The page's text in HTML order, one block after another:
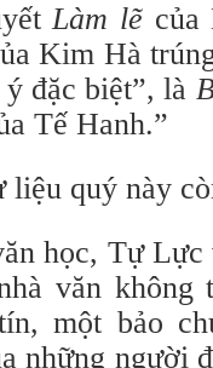
Làm lẽ của
Kim Hà
đặc biệt”, là
Tế Hanh.”
liệu quý này
học, Tự Lực
văn
một bảo
những người